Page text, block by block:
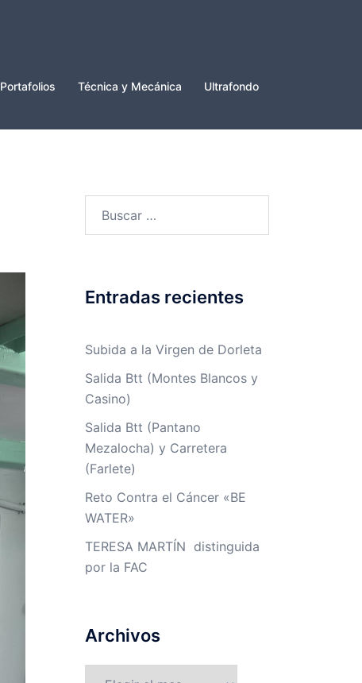
Portafolios Técnica y Mecánica
Ultrafondo
Entradas recientes
Subida a la Virgen de Dorleta
Salida Btt (Montes Blancos y
Casino)
Salida Btt (Pantano
Mezalocha) y Carretera
(Farlete)
Reto Contra el Cáncer «BE
WATER»
TERESA MARTÍN distinguida
por la FAC
Archivos